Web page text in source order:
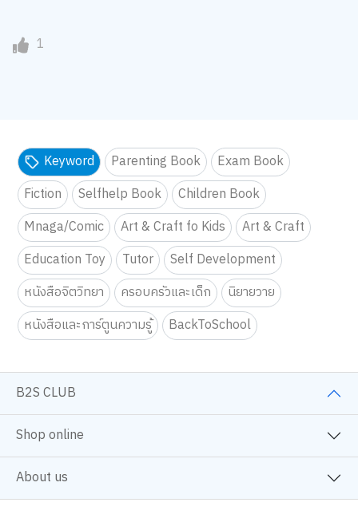
1
Keyword Parenting Book
Exam Book
Fiction
Selfhelp Book
Children Book
Mnaga/Comic
Art & Craft fo Kids
Art & Craft
Education Toy
Tutor
Self Development
หนังสือจิตวิทยา
ครอบครัวและเด็ก
นิยายวาย
หนังสือและการ์ตูนความรู้
BackToSchool
B2S CLUB
Shop online
About us